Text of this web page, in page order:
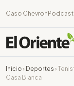
Caso Chevron
Inicio › Deportes ›
Casa Blanca